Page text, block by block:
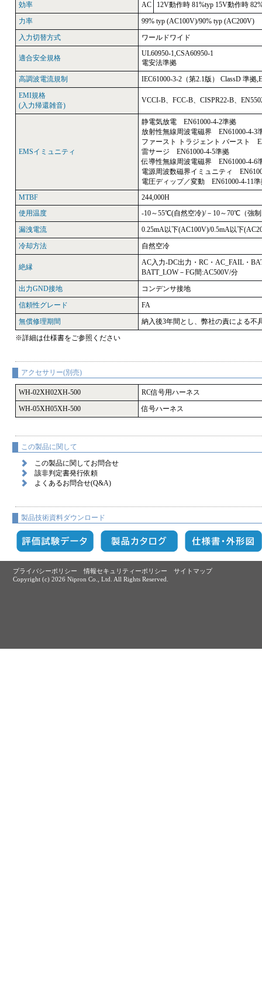
効率
AC
12V動作時 81%typ 15V動作時
力率
99% typ (AC100V)/90% typ (AC200V)
入力切替方式
ワールドワイド
適合安全規格
UL60950-1,CSA60950-1
電安法準拠
高調波電流規制
IEC61000-3-2（第2.1版） ClassD 準拠
EMI規格
(入力帰還雑音)
VCCI-B、FCC-B、CISPR22-B、
EMSイミュニティ
静電気放電 EN61000-4-2準拠
放射性無線周波電磁界 EN61000-4-3
ファースト トラジェント バースト
雷サージ EN61000-4-5準拠
伝導性無線周波電磁界 EN61000-4-6
電源周波数磁界イミュニティ
電圧ディップ／変動 EN61000-4-11準
MTBF
244,000H
使用温度
-10～55℃(自然空冷)/－10～70℃（強
漏洩電流
0.25mA以下(AC100V)/0.5mA以下
冷却方法
自然空冷
絶縁
AC入力-DC出力・RC・AC_FAIL・
BATT_LOW－FG間:AC500V/分
出力GND接地
コンデンサ接地
信頼性グレード
FA
無償修理期間
納入後3年間とし、弊社の責による不
※詳細は仕様書をご参照ください
アクセサリー(別売)
WH-02XH02XH-500
RC信号用ハーネス
WH-05XH05XH-500
信号ハーネス
この製品に関して
この製品に関してお問合せ
該非判定書発行依頼
よくあるお問合せ(Q&A)
製品技術資料ダウンロード
プライバシーポリシー 情報セキュリティーポリシー
サイトマップ
Copyright (c) 2026 Nipron Co., Ltd. All Rights Reserved.